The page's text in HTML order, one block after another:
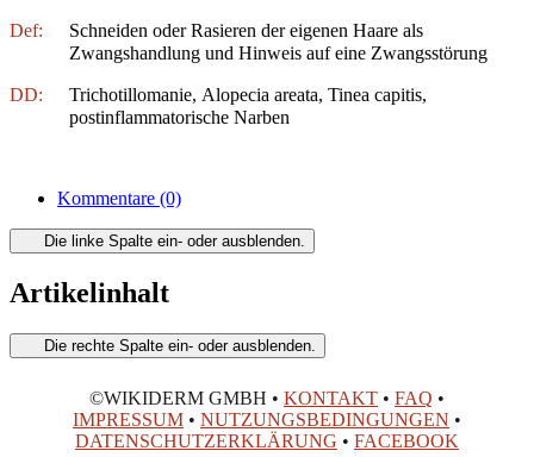
Def:
Schneiden oder Rasieren der eigenen Haare als
Zwangshandlung und Hinweis auf eine Zwangsstörung
DD:
Trichotillomanie, Alopecia areata, Tinea capitis,
postinflammatorische Narben
Kommentare (0)
Die linke Spalte ein- oder ausblenden.
Artikelinhalt
Die rechte Spalte ein- oder ausblenden.
©WIKIDERM GMBH • KONTAKT • FAQ •
IMPRESSUM • NUTZUNGSBEDINGUNGEN •
DATENSCHUTZERKLÄRUNG • FACEBOOK